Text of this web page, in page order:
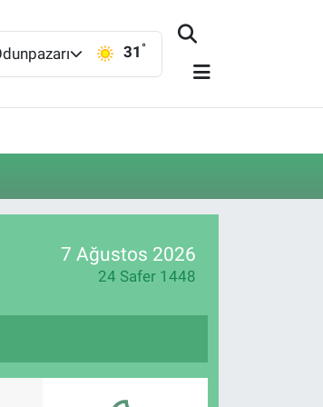
31 °
7 Ağustos 2026
24 Safer 1448